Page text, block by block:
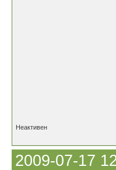
Неактивен
2009-07-17